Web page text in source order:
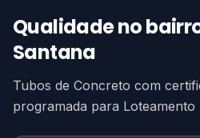
Qualidade no
Santana
Tubos de Concreto com
programada para